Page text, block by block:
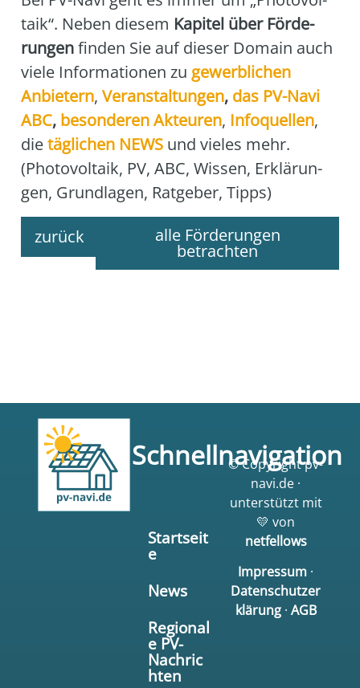
ta­ik“. Neben die­sem Kapi­tel über För­de­
run­genfin­den Sie auf die­ser Domain auch
vie­le Infor­ma­tio­nen zu gewerb­li­chen
Anbie­tern, Ver­an­stal­tun­gen, das PV-Navi
ABC, beson­de­ren Akteu­ren, Info­quel­len,
dietäg­li­chen NEWS und vie­les mehr.
(Pho­to­vol­ta­ik, PV, ABC, Wis­sen, Erklä­run­
gen, Grund­la­gen, Rat­ge­ber, Tipps)
zurück alle Förderungen
betrachten
Schnellnavigation
Startseit
e
News
Regional
e PV-
Nachric
hten
© Copyright pv-
navi.de ·
unterstützt mit
💛 von
netfellows
Impressum ·
Datenschutzer
klärung· AGB